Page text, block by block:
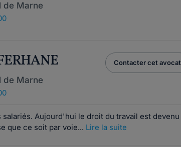
de Marne
de Marne
Contacter cet avocat
Aujourd'hui le droit du travail est devenu
que ce soit par voie... Lire la suite